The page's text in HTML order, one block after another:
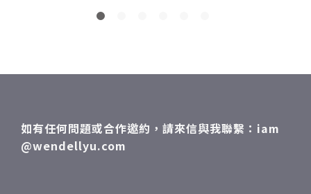
如有任何問題或合作邀約，請來信與我聯繫：iam
@wendellyu.com